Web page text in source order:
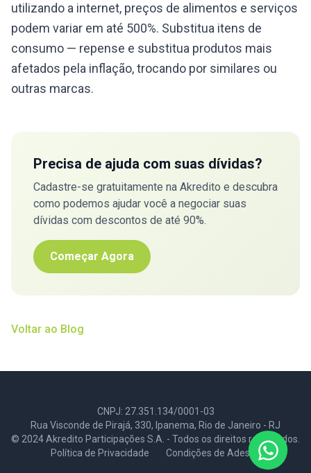
utilizando a internet, preços de alimentos e serviços
podem variar em até 500%. Substitua itens de
consumo — repense e substitua produtos mais
afetados pela inflação, trocando por similares ou
outras marcas.
Precisa de ajuda com suas dívidas?
Cadastre-se gratuitamente na Akredito e descubra
como podemos ajudar você a negociar suas
dívidas com descontos de até 90%.
Começar Agora
Voltar ao Blog
CNPJ: 27.351.134/0001-03
Rua Visconde de Pirajá, 330, Ipanema, Rio de Janeiro - RJ
© 2024 Akredito Participações S.A. - Todos os direitos reservados.
Política de Privacidade
Condições de Adesão